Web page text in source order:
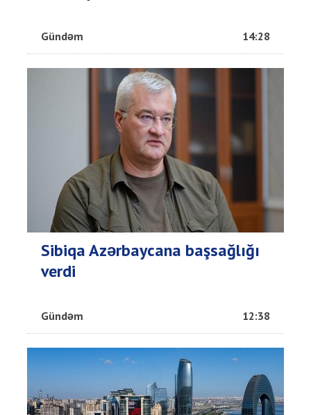
Gündəm 14:28
Sibiqa Azərbaycana başsağlığı
verdi
Gündəm 12:38